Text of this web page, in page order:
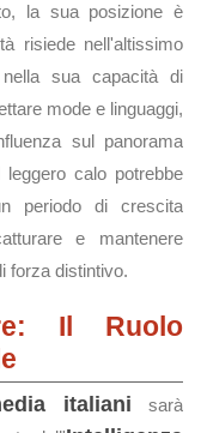
la sua posizione è
risiede nell'altissimo
sua capacità di
mode e linguaggi,
sul panorama
calo potrebbe
periodo di crescita
e mantenere
forza distintivo.
Il Ruolo
italiani sarà